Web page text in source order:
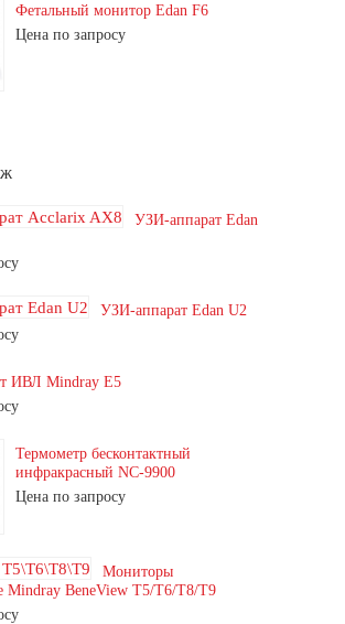
Фетальный монитор Edan F6
Цена по запросу
УЗИ-аппарат Edan
УЗИ-аппарат Edan U2
ИВЛ Mindray E5
Термометр бесконтактный
инфракрасный NC-9900
Цена по запросу
Мониторы
Mindray BeneView T5/T6/T8/T9